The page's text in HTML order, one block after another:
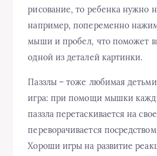
рисование, то ребенка нужно
например, попеременно
мыши и пробел, что поможет
одной из деталей картинки.
Паззлы – тоже любимая
игра: при помощи мышки
паззла перетаскивается на
переворачивается
Хороши игры на развитие